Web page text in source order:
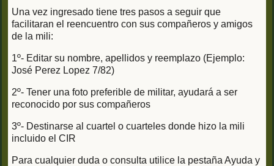
Una vez ingresado tiene tres pasos a seguir que
facilitaran el reencuentro con sus compañeros y amigos
de la mili:
1º- Editar su nombre, apellidos y reemplazo (Ejemplo:
José Perez Lopez 7/82)
2º- Tener una foto preferible de militar, ayudará a ser
reconocido por sus compañeros
3º- Destinarse al cuartel o cuarteles donde hizo la mili
incluido el CIR
Para cualquier duda o consulta utilice la pestaña Ayuda y